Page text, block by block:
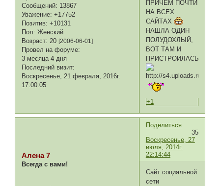
Сообщений: 13867
Уважение: +17752
Позитив: +10131
Пол: Женский
Возраст: 20[2006-06-01]
Провел на форуме:
3 месяца 4 дня
Последний визит:
Воскресенье, 21 февраля, 2016г.
17:00:05
ПРИЧЕМ ПОЧТИ
НА ВСЕХ
САЙТАХ
НАШЛА ОДИН
ПОЛУДОХЛЫЙ,
ВОТ ТАМ И
ПРИСТРОИЛАСЬ
+1
Поделиться
35
Воскресенье, 27
июля, 2014г.
22:14:44
Алена 7
Всегда с вами!
Сайт социальной
сети